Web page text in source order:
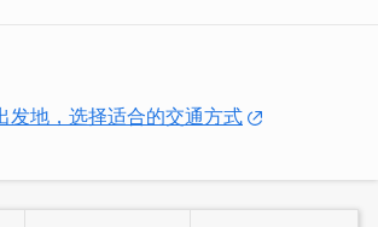
拥有绵密奶泡与细致拉花工艺，口感滑顺
发地，选择适合的交通方式